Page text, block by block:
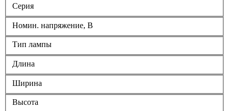
Серия
Номин. напряжение, В
Тип лампы
Длина
Ширина
Высота